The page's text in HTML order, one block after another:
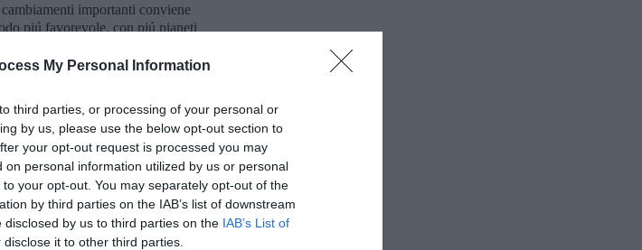
My Personal Information
third parties, or processing of your personal or
by us, please use the below opt-out section to
your opt-out request is processed you may
personal information utilized by us or personal
your opt-out. You may separately opt-out of the
by third parties on the IAB’s list of downstream
by us to third parties on the IAB’s List of
it to other third parties.
importanti conviene
piú favorevole, con piú pianeti
Avrai voglia di risolvere le
buon aspetto. La Luna Nuova
per i tuoi prodotti, se sei
con conclusione positiva. A
arriverá in Sagittario. Il 21-
ma redditizi.
e le tue entrate. Venere in